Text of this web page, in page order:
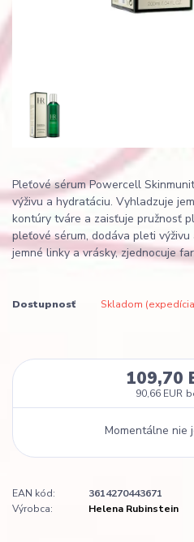
Pleťové sérum Powercell
výživu a hydratáciu. Vyhladzuje
kontúry tváre a zaisťuje pružnosť
pleťové sérum, dodáva pleti
jemné linky a vrásky, zjednocuje
Dostupnosť Skladom
109,70
90,66 EUR
Momentálne nie
EAN kód:
3614270443671
Výrobca:
Helena Rubinstein